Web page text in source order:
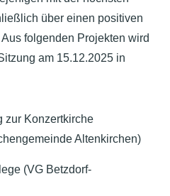
über einen positiven
folgenden Projekten wird
am 15.12.2025 in
zur Konzertkirche
Altenkirchen)
(VG Betzdorf-